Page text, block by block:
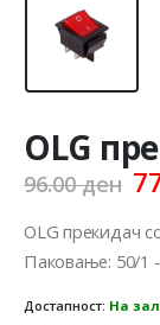
OLG
96.00ден
OLG прекидач
Паковање: 50/1
Достапност: На